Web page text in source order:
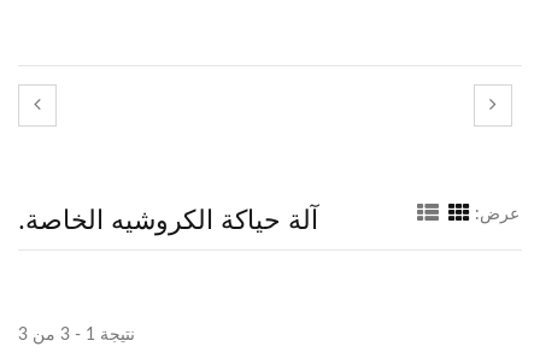
آلة حياكة الكروشيه الخاصة. عرض:
نتيجة 1 - 3 من 3